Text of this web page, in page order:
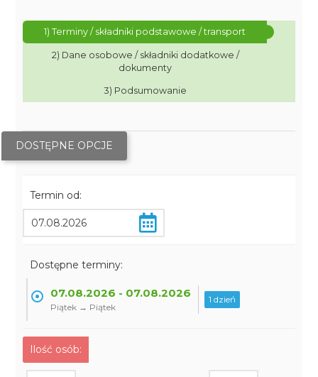
1) Terminy / składniki podstawowe / transport
2) Dane osobowe / składniki dodatkowe /
dokumenty
3) Podsumowanie
DOSTĘPNE OPCJE
Termin od:
Dostępne terminy:
07.08.2026 - 07.08.2026
Piątek → Piątek
1 dzień
Ilość osób: